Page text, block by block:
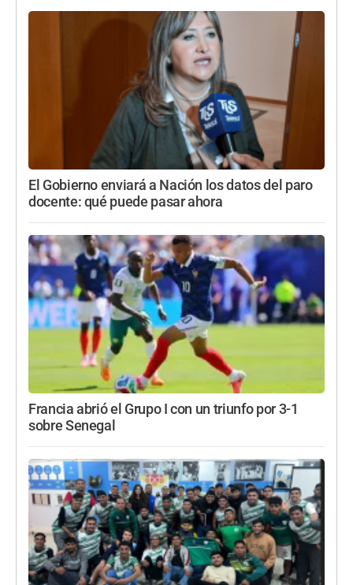
El Gobierno enviará a Nación los datos del paro
docente: qué puede pasar ahora
Francia abrió el Grupo I con un triunfo por 3-1
sobre Senegal